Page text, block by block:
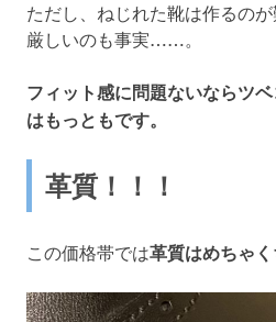
ただし、ねじれた靴は作るの
厳しいのも事実……。
フィット感に問題ないならツ
はもっともです。
革質！！！
この価格帯では革質はめちゃ